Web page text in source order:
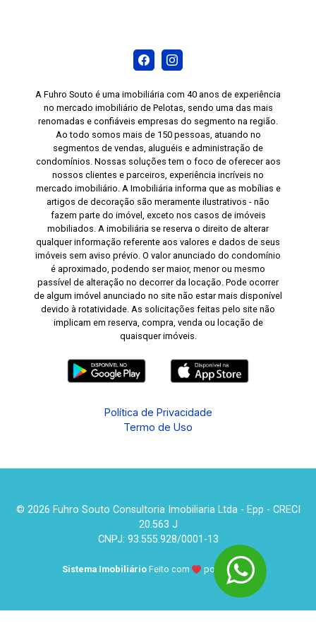
A Fuhro Souto é uma imobiliária com 40 anos de experiência
no mercado imobiliário de Pelotas, sendo uma das mais
renomadas e confiáveis empresas do segmento na região.
Ao todo somos mais de 150 pessoas, atuando no
segmentos de vendas, aluguéis e administração de
condomínios. Nossas soluções tem o foco de oferecer aos
nossos clientes e parceiros, experiência incríveis no
mercado imobiliário. A Imobiliária informa que as mobílias e
artigos de decoração são meramente ilustrativos - não
fazem parte do imóvel, exceto nos casos de imóveis
mobiliados. A imobiliária se reserva o direito de alterar
qualquer informação referente aos valores e dados de seus
imóveis sem aviso prévio. O valor anunciado do condomínio
é aproximado, podendo ser maior, menor ou mesmo
passível de alteração no decorrer da locação. Pode ocorrer
de algum imóvel anunciado no site não estar mais disponível
devido à rotatividade. As solicitações feitas pelo site não
implicam em reserva, compra, venda ou locação de
quaisquer imóveis.
Política de Privacidade
Termo de Uso
© 2026 Fuhro Souto Consultoria Imobiliaria Ltda - Epp - CRECI
20.563 J
CNPJ: 93.555.928/0001-13
Sistema Imobiliário Feito com por KUROLE